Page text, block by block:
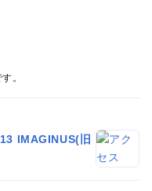
。
IMAGINUS(旧